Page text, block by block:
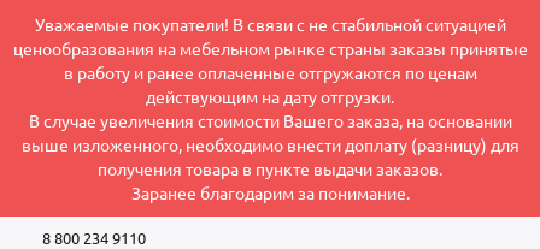
Уважаемые покупатели! В связи с не стабильной ситуацией
ценообразования на мебельном рынке страны заказы принятые
в работу и ранее оплаченные отгружаются по ценам
действующим на дату отгрузки.
В случае увеличения стоимости Вашего заказа, на основании
выше изложенного, необходимо внести доплату (разницу) для
получения товара в пункте выдачи заказов.
Заранее благодарим за понимание.
8 800 234 9110